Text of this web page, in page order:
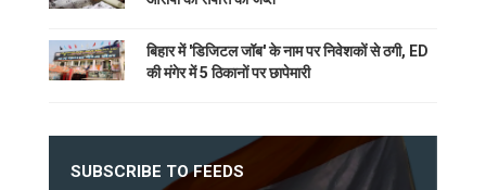
बिहार में 'डिजिटल जॉब' के नाम पर निवेशकों से ठगी, ED
की मंगेर में 5 ठिकानों पर छापेमारी
SUBSCRIBE TO FEEDS